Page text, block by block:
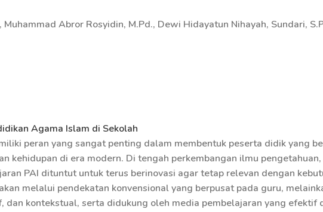
Abror Rosyidin, M.Pd., Dewi Hidayatun Nihayah, Sundari,
Agama Islam di Sekolah
peran yang sangat penting dalam membentuk peserta didik yang
kehidupan di era modern. Di tengah perkembangan ilmu
PAI dituntut untuk terus berinovasi agar tetap relevan dengan
melalui pendekatan konvensional yang berpusat pada guru,
kontekstual, serta didukung oleh media pembelajaran yang efektif